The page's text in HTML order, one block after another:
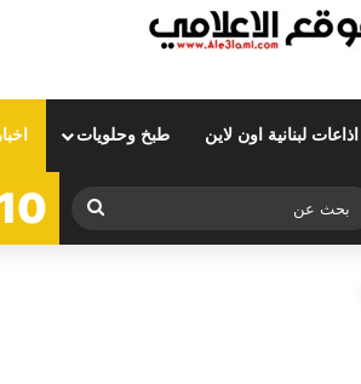
اذاعات لبنانية اون لاين طبخ وحلويات
بحث
عن